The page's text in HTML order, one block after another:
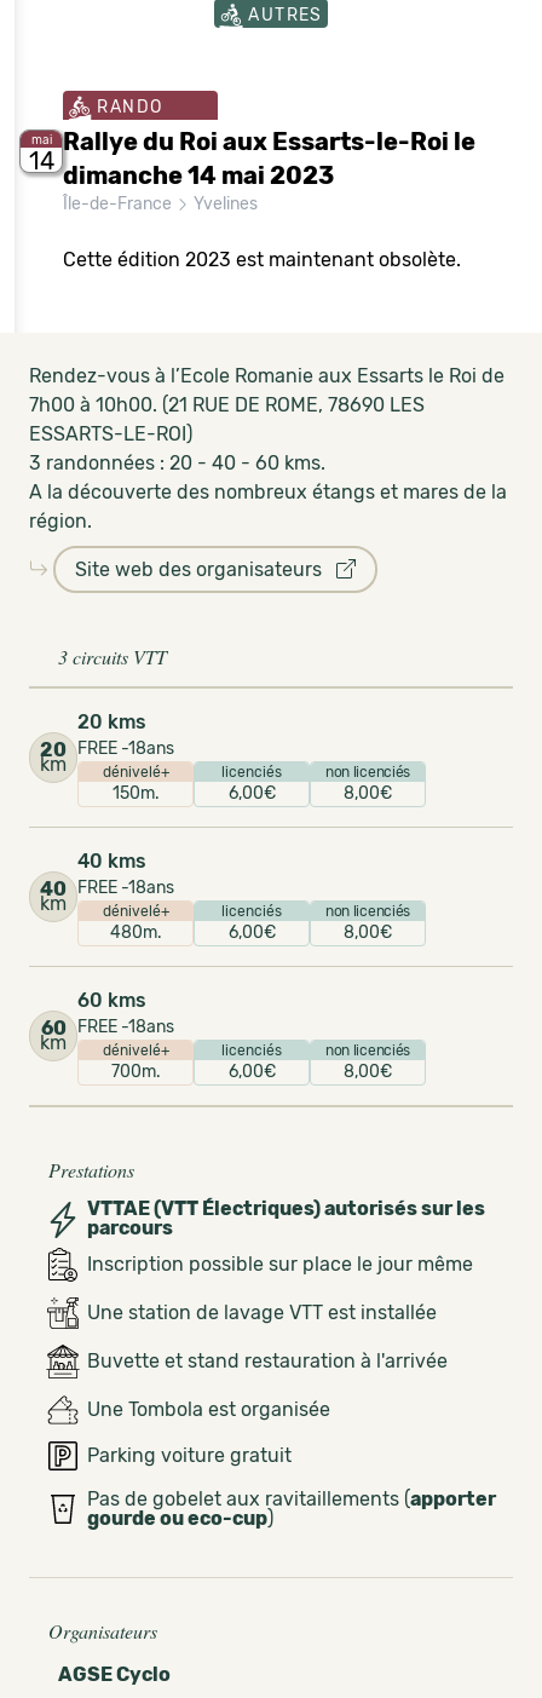
AUTRES
mai
14
RANDO
Rallye du Roi aux Essarts-le-Roi le
dimanche 14 mai 2023
Île-de-France Yvelines
Cette édition 2023 est maintenant obsolète.
Rendez-vous à l’Ecole Romanie aux Essarts le Roi de
7h00 à 10h00. (21 RUE DE ROME, 78690 LES
ESSARTS-LE-ROI)
3 randonnées : 20 - 40 - 60 kms.
A la découverte des nombreux étangs et mares de la
région.
Site web des organisateurs
3 circuits VTT
20
km
20 kms
FREE -18ans
dénivelé+
150m.
licenciés
6,00€
non licenciés
8,00€
40
km
40 kms
FREE -18ans
dénivelé+
480m.
licenciés
6,00€
non licenciés
8,00€
60
km
60 kms
FREE -18ans
dénivelé+
700m.
licenciés
6,00€
non licenciés
8,00€
Prestations
VTTAE (VTT Électriques) autorisés sur les
parcours
Inscription possible sur place le jour même
Une station de lavage VTT est installée
Buvette et stand restauration à l'arrivée
Une Tombola est organisée
Parking voiture gratuit
Pas de gobelet aux ravitaillements (apporter
gourde ou eco-cup)
Organisateurs
AGSE Cyclo